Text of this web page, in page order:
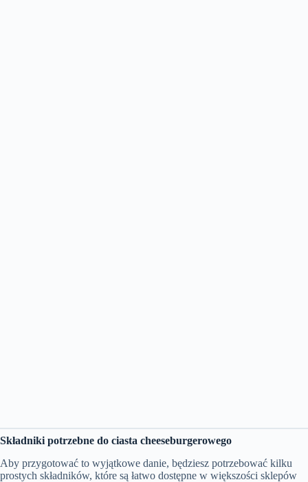
Składniki potrzebne do ciasta cheeseburgerowego
Aby przygotować to wyjątkowe danie, będziesz potrzebować kilku
prostych składników, które są łatwo dostępne w większości sklepów